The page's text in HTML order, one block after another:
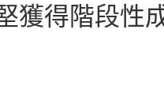
獲得階段性